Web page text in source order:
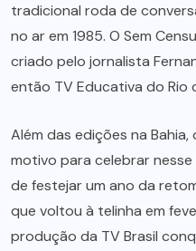
tradicional roda de
no ar em 1985. O Sem
criado pelo jornalista
então TV Educativa do Rio
Além das edições na
motivo para celebrar
de festejar um ano da
que voltou à telinha em
produção da TV Brasil